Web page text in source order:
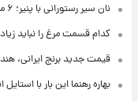
نان سیر رستورانی با پنیر؛ ۶ مرحله ساده برای یک نان پف‌دار و کش‌دار
کدام قسمت مرغ را نباید
قیمت جدید برنج ایرانی،
بهاره رهنما این بار با